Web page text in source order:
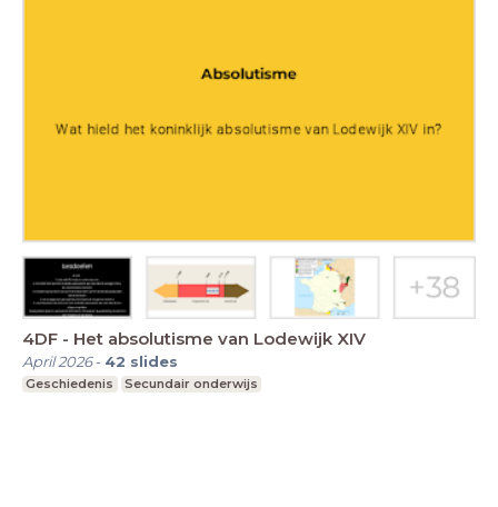
4DF - Het absolutisme van Lodewijk XIV
April 2026- 42 slides
Geschiedenis Secundair onderwijs